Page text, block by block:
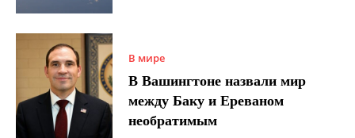
В мире
В Вашингтоне назвали мир
между Баку и Ереваном
необратимым